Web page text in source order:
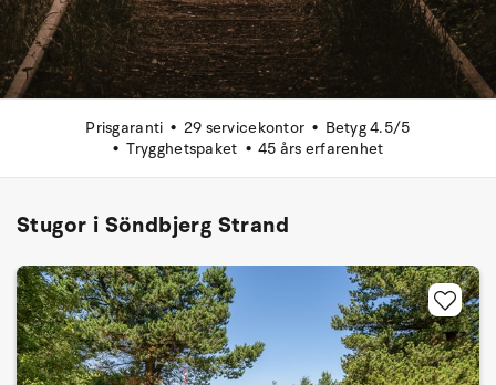
Prisgaranti 29 servicekontor
Betyg 4.5/5
Trygghetspaket
45 års erfarenhet
Stugor i Söndbjerg Strand